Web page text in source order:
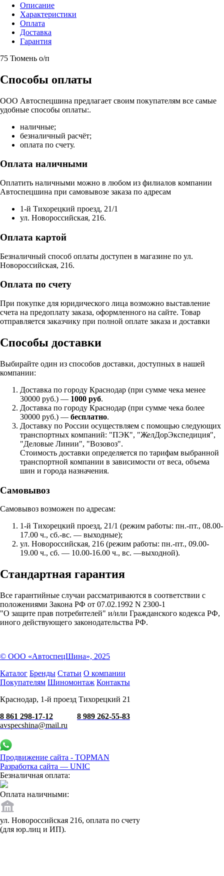
Описание
Характеристики
Оплата
Доставка
Гарантия
75 Тюмень о/п
Способы оплаты
ООО Автоспецшина предлагает своим покупателям все самые
удобные способы оплаты:.
наличные;
безналичный расчёт;
оплата по счету.
Оплата наличными
Оплатить наличными можно в любом из филиалов компании
Автоспецшина при самовывозе заказа по адресам
1-й Тихорецкий проезд, 21/1
ул. Новороссийская, 216.
Оплата картой
Безналичный способ оплаты доступен в магазине по ул.
Новороссийская, 216.
Оплата по счету
При покупке для юридического лица возможно выставление
счета на предоплату заказа, оформленного на сайте. Товар
отправляется заказчику при полной оплате заказа и доставки
Способы доставки
Выбирайте один из способов доставки, доступных в нашей
компании:
Доставка по городу Краснодар (при сумме чека менее
30000 руб.) — 1000 руб.
Доставка по городу Краснодар (при сумме чека более
30000 руб.) — бесплатно.
Доставку по России осуществляем с помощью следующих
транспортных компаний: "ПЭК", "ЖелДорЭкспедиция",
"Деловые Линии", "Возовоз".
Стоимость доставки определяется по тарифам выбранной
транспортной компании в зависимости от веса, объема
шин и города назначения.
Самовывоз
Самовывоз возможен по адресам:
1-й Тихорецкий проезд, 21/1 (режим работы: пн.-пт., 08.00-
17.00 ч., сб.-вс. — выходные);
ул. Новороссийская, 216 (режим работы: пн.-пт., 09.00-
19.00 ч., сб. — 10.00-16.00 ч., вс. —выходной).
Стандартная гарантия
Все гарантийные случаи рассматриваются в соответствии с
положениями Закона РФ от 07.02.1992 N 2300-1
"О защите прав потребителей" и/или Гражданского кодекса РФ,
иного действующего законодательства РФ.
© ООО «АвтоспецШина», 2025
Каталог Бренды Статьи О компании
Покупателям Шиномонтаж Контакты
Краснодар, 1-й проезд Тихорецкий 21
8 861 298-17-12
8 989 262-55-83
avspecshina@mail.ru
Продвижение сайта - TOPMAN
Разработка сайта — UNIC
Безналичная оплата:
Оплата наличными:
ул. Новороссийская 216, оплата по счету
(для юр.лиц и ИП).